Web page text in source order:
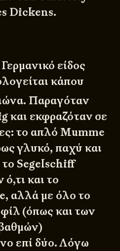
Dickens.
είδος
κάπου
Παραγόταν
και εκφραζόταν σε
το απλό Mumme
γλυκό, παχύ και
το Segelschiff
και το
αλλά με όλο το
(όπως και των
επί δύο. Λόγω